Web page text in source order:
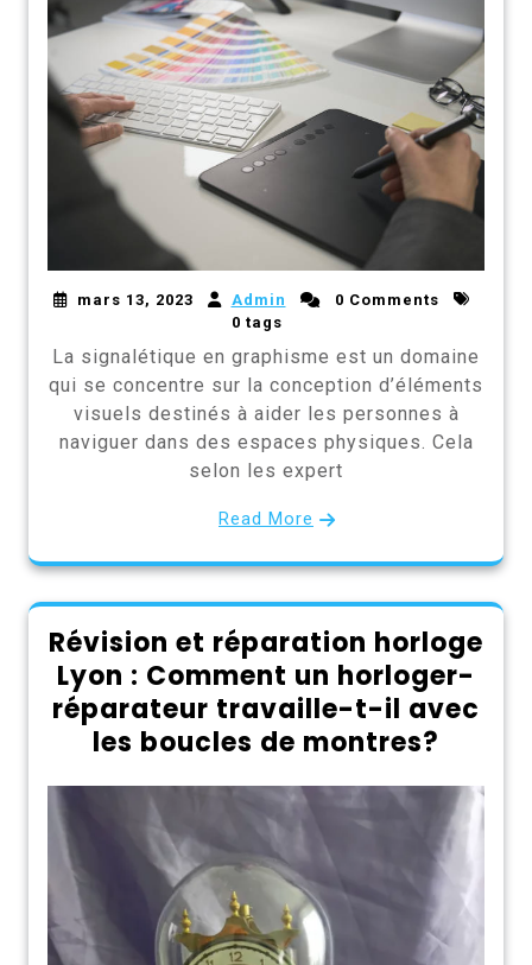
mars 13, 2023 Admin
0 Comments
0 tags
La signalétique en graphisme est un domaine
qui se concentre sur la conception d’éléments
visuels destinés à aider les personnes à
naviguer dans des espaces physiques. Cela
selon les expert
Read More
Révision et réparation horloge
Lyon : Comment un horloger-
réparateur travaille-t-il avec
les boucles de montres?